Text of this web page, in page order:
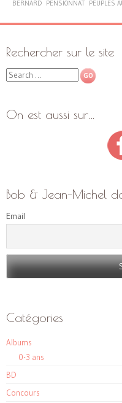
BERNARD PENSIONNAT PEUPLES
Rechercher sur le site
Search
On est aussi sur…
Bob & Jean-Michel
Email
Catégories
Albums
0-3 ans
BD
Concours